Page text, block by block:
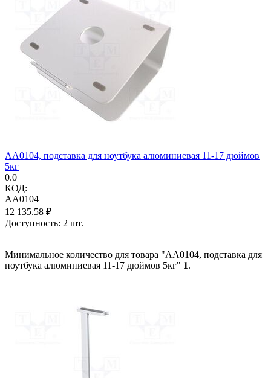
AA0104, подставка для ноутбука алюминиевая 11-17 дюймов
5кг
0.0
КОД:
AA0104
12 135.58 ₽
Доступность: 2 шт.
Минимальное количество для товара "AA0104, подставка для
ноутбука алюминиевая 11-17 дюймов 5кг" 1.